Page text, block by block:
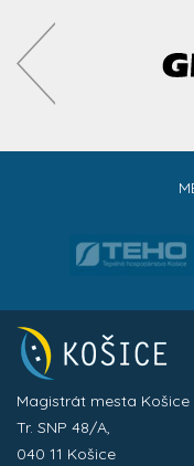
Magistrát mesta Košice
Tr. SNP 48/A,
040 11 Košice